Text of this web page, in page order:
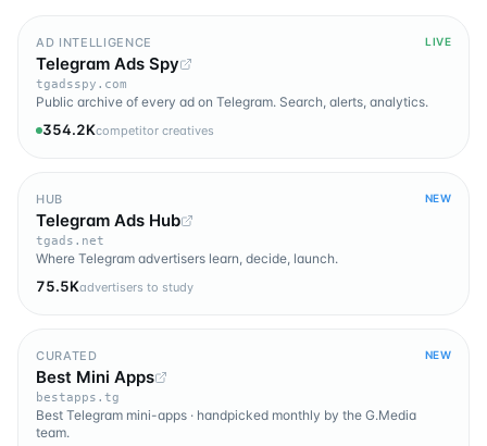
AD INTELLIGENCE LIVE
Telegram Ads Spy
tgadsspy.com
Public archive of every ad on Telegram. Search, alerts, analytics.
354.2Kcompetitor creatives
HUB NEW
Telegram Ads Hub
tgads.net
Where Telegram advertisers learn, decide, launch.
75.5Kadvertisers to study
CURATED NEW
Best Mini Apps
bestapps.tg
Best Telegram mini-apps · handpicked monthly by the G.Media
team.